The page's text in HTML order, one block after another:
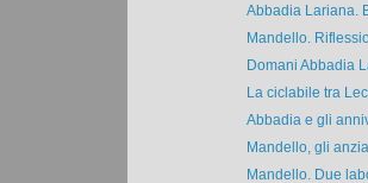
Abbadia Lariana.
Mandello.
Domani Abbadia
La ciclabile tra
Abbadia e gli
Mandello, gli
Mandello. Due